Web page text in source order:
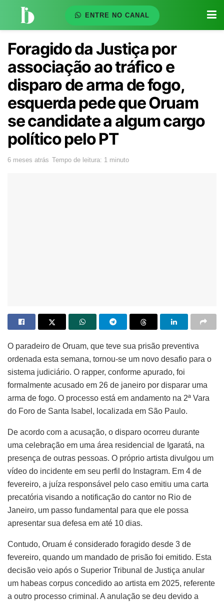
ENTRE NO CANAL
Foragido da Justiça por
associação ao tráfico e
disparo de arma de fogo,
esquerda pede que Oruam
se candidate a algum cargo
político pelo PT
6 meses atrás Tempo de leitura: 1 minuto
O paradeiro de Oruam, que teve sua prisão preventiva
ordenada esta semana, tornou-se um novo desafio para o
sistema judiciário. O rapper, conforme apurado, foi
formalmente acusado em 26 de janeiro por disparar uma
arma de fogo. O processo está em andamento na 2ª Vara
do Foro de Santa Isabel, localizada em São Paulo.
De acordo com a acusação, o disparo ocorreu durante
uma celebração em uma área residencial de Igaratá, na
presença de outras pessoas. O próprio artista divulgou um
vídeo do incidente em seu perfil do Instagram. Em 4 de
fevereiro, a juíza responsável pelo caso emitiu uma carta
precatória visando a notificação do cantor no Rio de
Janeiro, um passo fundamental para que ele possa
apresentar sua defesa em até 10 dias.
Contudo, Oruam é considerado foragido desde 3 de
fevereiro, quando um mandado de prisão foi emitido. Esta
decisão veio após o Superior Tribunal de Justiça anular
um habeas corpus concedido ao artista em 2025, referente
a outro processo criminal. A anulação se deu devido a